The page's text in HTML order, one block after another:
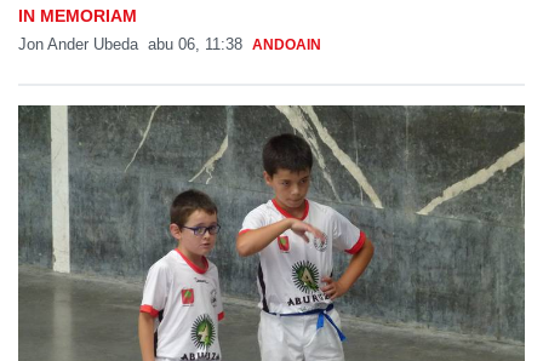
IN MEMORIAM
Jon Ander Ubeda abu 06, 11:38 ANDOAIN